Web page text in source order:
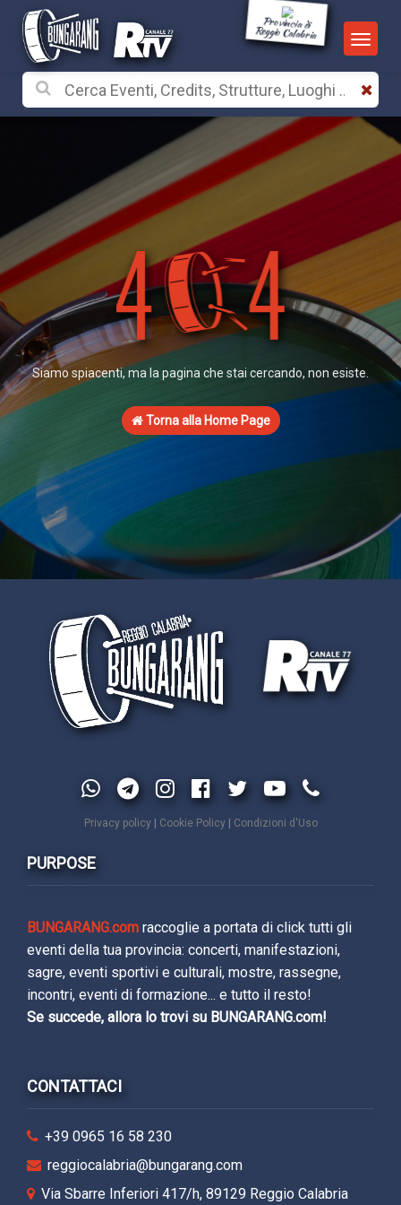
Provincia di
Reggio Calabria
Siamo spiacenti, ma la pagina che stai cercando, non esiste.
Torna alla Home Page
Privacy policy| Cookie Policy| Condizioni d'Uso
PURPOSE
BUNGARANG.com raccoglie a portata di click tutti gli
eventi della tua provincia: concerti, manifestazioni,
sagre, eventi sportivi e culturali, mostre, rassegne,
incontri, eventi di formazione... e tutto il resto!
Se succede, allora lo trovi su BUNGARANG.com!
CONTATTACI
+39 0965 16 58 230
reggiocalabria@bungarang.com
Via Sbarre Inferiori 417/h, 89129 Reggio Calabria